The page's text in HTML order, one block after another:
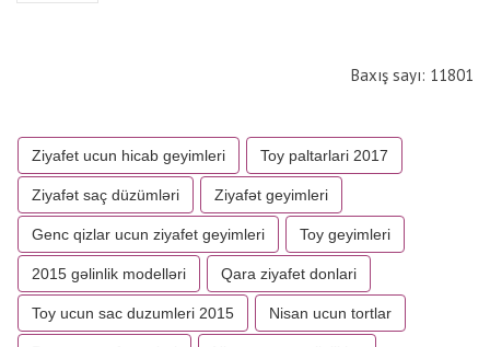
Baxış sayı: 11801
Ziyafet ucun hicab geyimleri Toy paltarlari 2017
Ziyafət saç düzümləri Ziyafət geyimleri
Genc qizlar ucun ziyafet geyimleri Toy geyimleri
2015 gəlinlik modelləri Qara ziyafet donlari
Toy ucun sac duzumleri 2015 Nisan ucun tortlar